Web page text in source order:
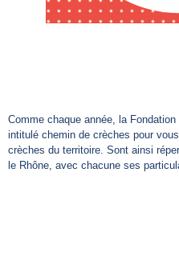
Comme chaque année, la
intitulé chemin de crèches pour
crèches du territoire. Sont ainsi
le Rhône, avec chacune ses